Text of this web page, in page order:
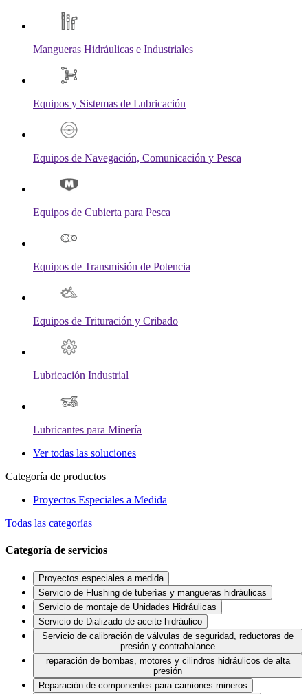
Mangueras Hidráulicas e Industriales
Equipos y Sistemas de Lubricación
Equipos de Navegación, Comunicación y Pesca
Equipos de Cubierta para Pesca
Equipos de Transmisión de Potencia
Equipos de Trituración y Cribado
Lubricación Industrial
Lubricantes para Minería
Ver todas las soluciones
Categoría de productos
Proyectos Especiales a Medida
Todas las categorías
Categoría de servicios
Proyectos especiales a medida
Servicio de Flushing de tuberías y mangueras hidráulicas
Servicio de montaje de Unidades Hidráulicas
Servicio de Dializado de aceite hidráulico
Servicio de calibración de válvulas de seguridad, reductoras de
presión y contrabalance
reparación de bombas, motores y cilindros hidráulicos de alta
presión
Reparación de componentes para camiones mineros